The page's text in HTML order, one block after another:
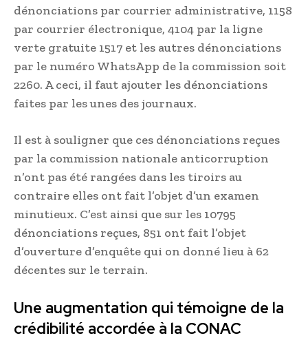
dénonciations par courrier administrative, 1158
par courrier électronique, 4104 par la ligne
verte gratuite 1517 et les autres dénonciations
par le numéro WhatsApp de la commission soit
2260. A ceci, il faut ajouter les dénonciations
faites par les unes des journaux.
Il est à souligner que ces dénonciations reçues
par la commission nationale anticorruption
n’ont pas été rangées dans les tiroirs au
contraire elles ont fait l’objet d’un examen
minutieux. C’est ainsi que sur les 10795
dénonciations reçues, 851 ont fait l’objet
d’ouverture d’enquête qui on donné lieu à 62
décentes sur le terrain.
Une augmentation qui témoigne de la
crédibilité accordée à la CONAC